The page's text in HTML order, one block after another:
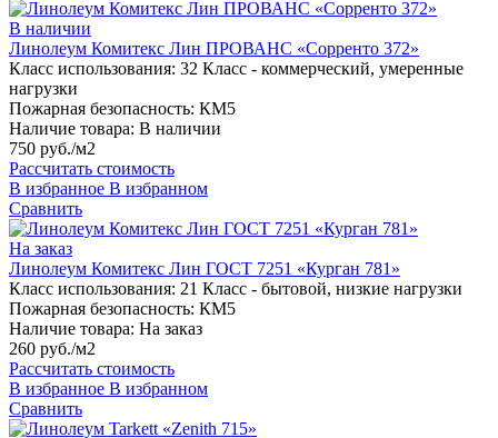
В наличии
Линолеум Комитекс Лин ПРОВАНС «Сорренто 372»
Класс использования: 32 Класс - коммерческий, умеренные
нагрузки
Пожарная безопасность: КМ5
Наличие товара: В наличии
750 руб./м2
Рассчитать стоимость
В избранное В избранном
Сравнить
На заказ
Линолеум Комитекс Лин ГОСТ 7251 «Курган 781»
Класс использования: 21 Класс - бытовой, низкие нагрузки
Пожарная безопасность: КМ5
Наличие товара: На заказ
260 руб./м2
Рассчитать стоимость
В избранное В избранном
Сравнить